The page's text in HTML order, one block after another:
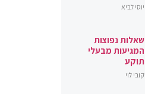
יוסי לביא
שאלות נפוצות
המגיעות מבעלי
תוקע
קובי לוי